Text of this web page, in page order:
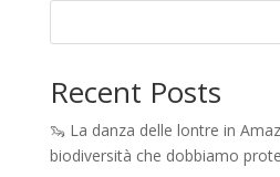
Recent Posts
🦦 La danza delle lontre in
biodiversità che dobbiamo